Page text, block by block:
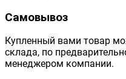
Самовывоз
Купленный вами товар
склада, по
менеджером компании.